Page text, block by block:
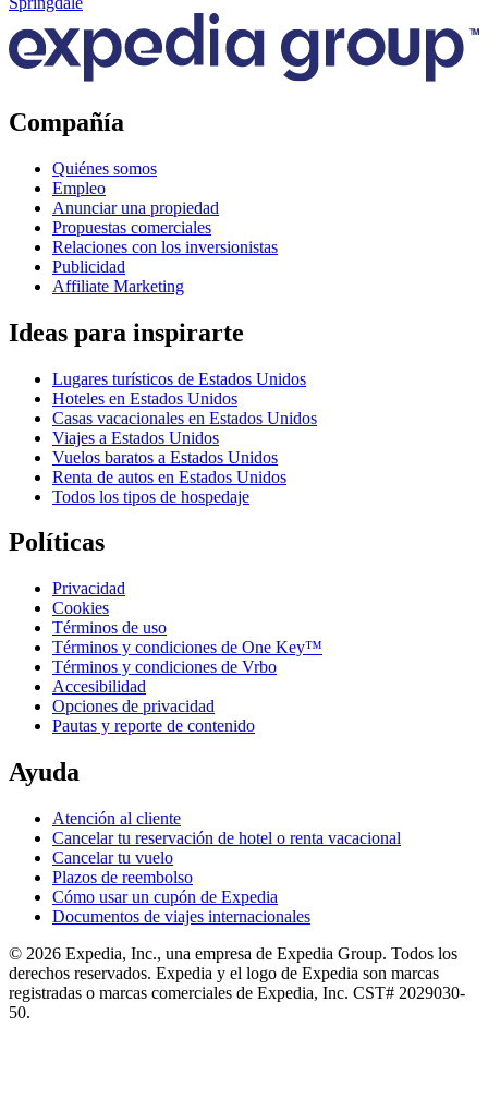
Compañía
Quiénes somos
Empleo
Anunciar una propiedad
Propuestas comerciales
Relaciones con los inversionistas
Publicidad
Affiliate Marketing
Ideas para inspirarte
Lugares turísticos de Estados Unidos
Hoteles en Estados Unidos
Casas vacacionales en Estados Unidos
Viajes a Estados Unidos
Vuelos baratos a Estados Unidos
Renta de autos en Estados Unidos
Todos los tipos de hospedaje
Políticas
Privacidad
Cookies
Términos de uso
Términos y condiciones de One Key™
Términos y condiciones de Vrbo
Accesibilidad
Opciones de privacidad
Pautas y reporte de contenido
Ayuda
Atención al cliente
Cancelar tu reservación de hotel o renta vacacional
Cancelar tu vuelo
Plazos de reembolso
Cómo usar un cupón de Expedia
Documentos de viajes internacionales
© 2026 Expedia, Inc., una empresa de Expedia Group. Todos los
derechos reservados. Expedia y el logo de Expedia son marcas
registradas o marcas comerciales de Expedia, Inc. CST# 2029030-
50.